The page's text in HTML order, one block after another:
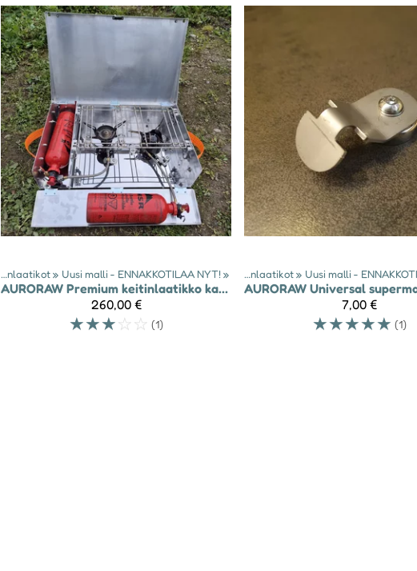
Keitinlaatikot ‪» Uusi malli - ENNAKKOTILAA NYT! ‪»
AURORAW
Premium keitinlaatikko kahdelle keittimelle
260,00 €
☆☆☆☆ ☆ (1)
Tuotteet ‪» Keitinlaatikot ‪» Uusi malli -
AURORAW
7,00 €
☆☆☆☆☆ (1)